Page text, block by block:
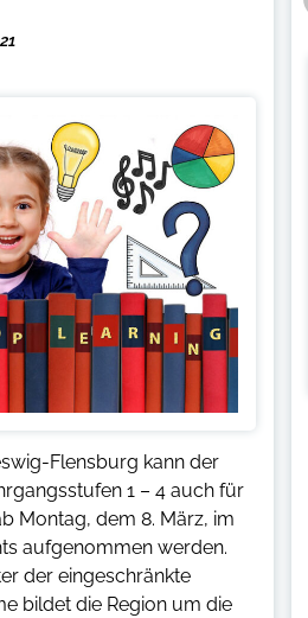
Flensburg kann der
1 – 4 auch für
Montag, dem 8. März, im
aufgenommen werden.
der eingeschränkte
bildet die Region um die